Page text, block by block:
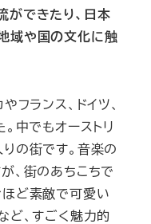
ができたり、日本
域や国の文化に触
フランス、ドイツ、
中でもオーストリ
の街です。音楽の
、街のあちこちで
ほど素敵で可愛い
ど、すごく魅力的